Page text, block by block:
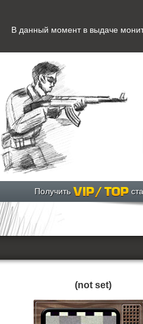
В данный момент в выдаче
Получить
(not set)